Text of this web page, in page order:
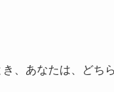
、あなたは、どち